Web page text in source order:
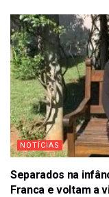
NOTÍCIAS
Separados na
Franca e voltam a